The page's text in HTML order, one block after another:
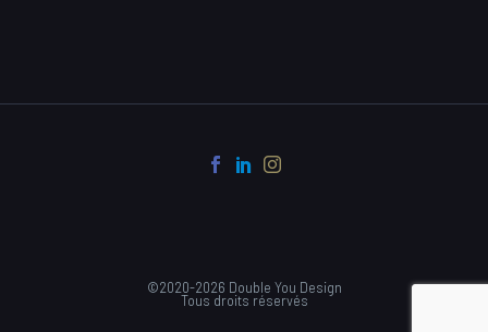
©2020-2026 Double You Design
Tous droits réservés